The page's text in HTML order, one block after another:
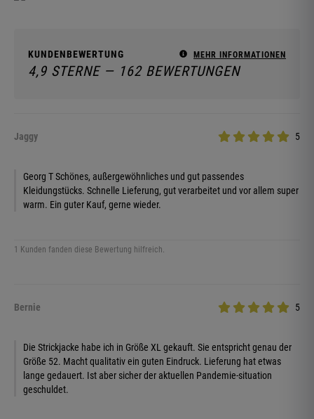
KUNDENBEWERTUNG MEHR INFORMATIONEN
4,9 STERNE — 162 BEWERTUNGEN
Jaggy 5
Georg T Schönes, außergewöhnliches und gut passendes
Kleidungstücks. Schnelle Lieferung, gut verarbeitet und vor allem super
warm. Ein guter Kauf, gerne wieder.
1 Kunden fanden diese Bewertung hilfreich.
Bernie 5
Die Strickjacke habe ich in Größe XL gekauft. Sie entspricht genau der
Größe 52. Macht qualitativ ein guten Eindruck. Lieferung hat etwas
lange gedauert. Ist aber sicher der aktuellen Pandemie-situation
geschuldet.